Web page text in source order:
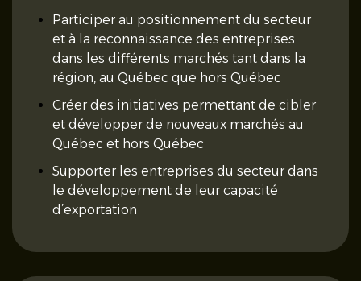
Participer au positionnement du secteur
et à la reconnaissance des entreprises
dans les différents marchés tant dans la
région, au Québec que hors Québec
Créer des initiatives permettant de cibler
et développer de nouveaux marchés au
Québec et hors Québec
Supporter les entreprises du secteur dans
le développement de leur capacité
d’exportation